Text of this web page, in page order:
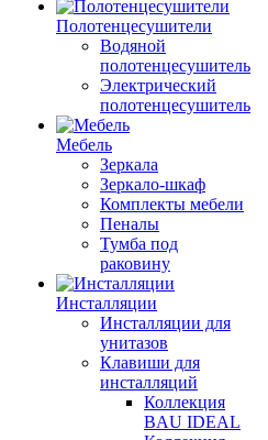
Полотенцесушители
Водяной
полотенцесушитель
Электрический
полотенцесушитель
Мебель
Зеркала
Зеркало-шкаф
Комплекты мебели
Пеналы
Тумба под
раковину
Инсталляции
Инсталляции для
унитазов
Клавиши для
инсталляций
Коллекция
BAU IDEAL